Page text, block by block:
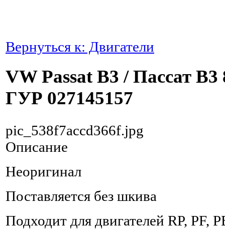
Вернуться к: Двигатели
VW Passat B3 / Пассат В3
ГУР 027145157
pic_538f7accd366f.jpg
Описание
Неоригинал
Поставляется без шкива
Подходит для двигателей RP, PF,